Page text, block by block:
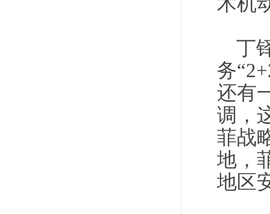
丁
务
还有
调，
菲战
地，
地区